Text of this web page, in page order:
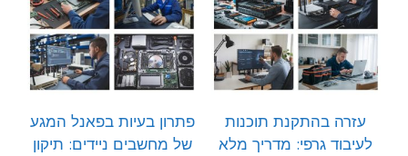
עזרה בהתקנת תוכנות
לעיבוד גרפי: מדריך מלא
פתרון בעיות בפאנל המגע
של מחשבים ניידים: תיקון